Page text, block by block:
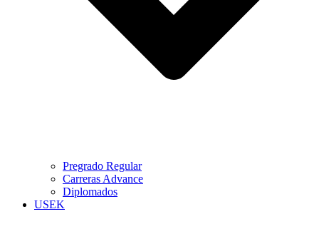
Pregrado Regular
Carreras Advance
Diplomados
USEK